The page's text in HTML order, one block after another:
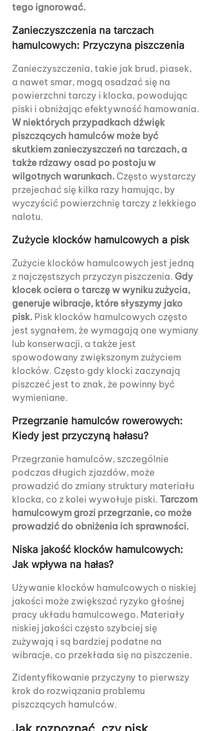
tego ignorować.
Zanieczyszczenia na tarczach
hamulcowych: Przyczyna piszczenia
Zanieczyszczenia, takie jak brud, piasek,
a nawet smar, mogą osadzać się na
powierzchni tarczy i klocka, powodując
piski i obniżając efektywność hamowania.
W niektórych przypadkach dźwięk
piszczących hamulców może być
skutkiem zanieczyszczeń na tarczach, a
także rdzawy osad po postoju w
wilgotnych warunkach. Często wystarczy
przejechać się kilka razy hamując, by
wyczyścić powierzchnię tarczy z lekkiego
nalotu.
Zużycie klocków hamulcowych a pisk
Zużycie klocków hamulcowych jest jedną
z najczęstszych przyczyn piszczenia. Gdy
klocek ociera o tarczę w wyniku zużycia,
generuje wibracje, które słyszymy jako
pisk. Pisk klocków hamulcowych często
jest sygnałem, że wymagają one wymiany
lub konserwacji, a także jest
spowodowany zwiększonym zużyciem
klocków. Często gdy klocki zaczynają
piszczeć jest to znak, że powinny być
wymieniane.
Przegrzanie hamulców rowerowych:
Kiedy jest przyczyną hałasu?
Przegrzanie hamulców, szczególnie
podczas długich zjazdów, może
prowadzić do zmiany struktury materiału
klocka, co z kolei wywołuje piski. Tarczom
hamulcowym grozi przegrzanie, co może
prowadzić do obniżenia ich sprawności.
Niska jakość klocków hamulcowych:
Jak wpływa na hałas?
Używanie klocków hamulcowych o niskiej
jakości może zwiększać ryzyko głośnej
pracy układu hamulcowego. Materiały
niskiej jakości często szybciej się
zużywają i są bardziej podatne na
wibracje, co przekłada się na piszczenie.
Zidentyfikowanie przyczyny to pierwszy
krok do rozwiązania problemu
piszczących hamulców.